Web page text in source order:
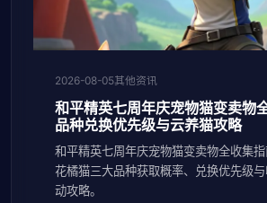
2026-08-05其他资讯
和平精英七周年庆宠物猫变卖物
品种兑换优先级与云养猫攻略
和平精英七周年庆宠物猫变卖物全收集
花橘猫三大品种获取概率、兑换优先级
动攻略。